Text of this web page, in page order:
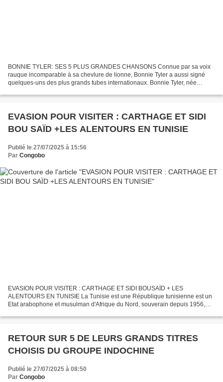
BONNIE TYLER: SES 5 PLUS GRANDES CHANSONS Connue par sa voix
rauque incomparable à sa chevlure de lionne, Bonnie Tyler a aussi signé
quelques-uns des plus grands tubes internationaux. Bonnie Tyler, née
EVASION POUR VISITER : CARTHAGE ET SIDI
BOU SAÏD +LES ALENTOURS EN TUNISIE
Publié le 27/07/2025 à 15:56
Par Congobo
EVASION POUR VISITER : CARTHAGE ET SIDI BOUSAÏD + LES
ALENTOURS EN TUNISIE La Tunisie est une République tunisienne est un
Etat arabophone et musulman d'Afrique du Nord, souverain depuis 1956,
RETOUR SUR 5 DE LEURS GRANDS TITRES
CHOISIS DU GROUPE INDOCHINE
Publié le 27/07/2025 à 08:50
Par Congobo